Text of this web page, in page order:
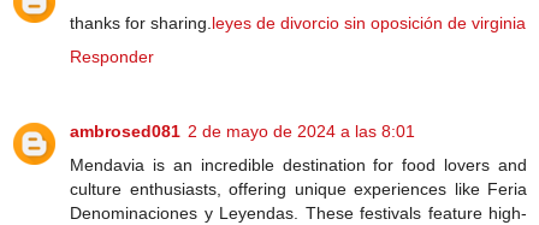
thanks for sharing. leyes de divorcio sin oposición de virginia
Responder
ambrosed081 2 de mayo de 2024 a las 8:01
Mendavia is an incredible destination for food lovers and
culture enthusiasts, offering unique experiences like Feria
Denominaciones y Leyendas. These festivals feature high-